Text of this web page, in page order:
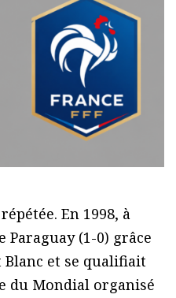
En 1998, à
Paraguay (1-0) grâce
et se qualifiait
du Mondial organisé